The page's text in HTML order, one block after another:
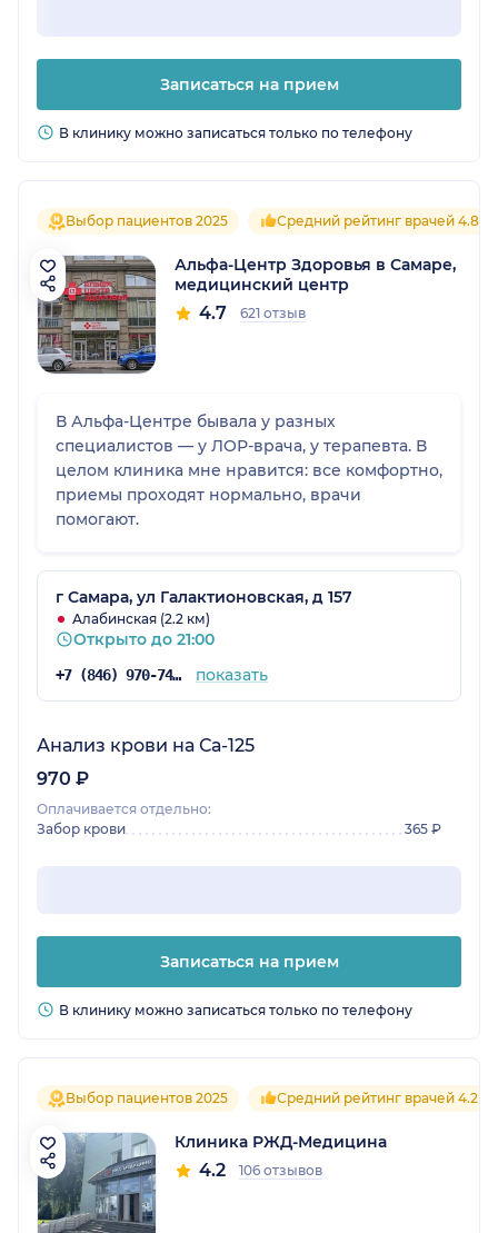
Записаться на прием
В клинику можно записаться только по телефону
Выбор пациентов 2025 Средний рейтинг врачей 4.8
Альфа-Центр Здоровья в Самаре,
медицинский центр
4.7 621 отзыв
В Альфа-Центре бывала у разных
специалистов — у ЛОР-врача, у терапевта. В
целом клиника мне нравится: все комфортно,
приемы проходят нормально, врачи
помогают.
г Самара, ул Галактионовская, д 157
Алабинская (2.2 км)
Открыто до 21:00
+7 (846) 970-74-07 показать
Анализ крови на Са-125
970 ₽
Оплачивается отдельно:
Забор крови
365 ₽
Записаться на прием
В клинику можно записаться только по телефону
Выбор пациентов 2025 Средний рейтинг врачей 4.2
Клиника РЖД-Медицина
4.2 106 отзывов